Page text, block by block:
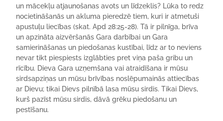
un mācekļu atjaunošanas avots un līdzeklis? Lūka to redz
nocietināšanās un akluma pieredzē tiem, kuri ir atmetuši
apustuļu liecības (skat. Apd 28:25-28). Tā ir pilnīga, brīva
un apzināta aizvēršanās Gara darbībai un Gara
samierināšanas un piedošanas kustībai, līdz ar to neviens
nevar tikt piespiests izglābties pret viņa paša gribu un
rīcību. Dieva Gara uzņemšana vai atraidīšana ir mūsu
sirdsapziņas un mūsu brīvības noslēpumainās attiecības
ar Dievu; tikai Dievs pilnībā lasa mūsu sirdis. Tikai Dievs,
kurš pazīst mūsu sirdis, dāvā grēku piedošanu un
pestīšanu.